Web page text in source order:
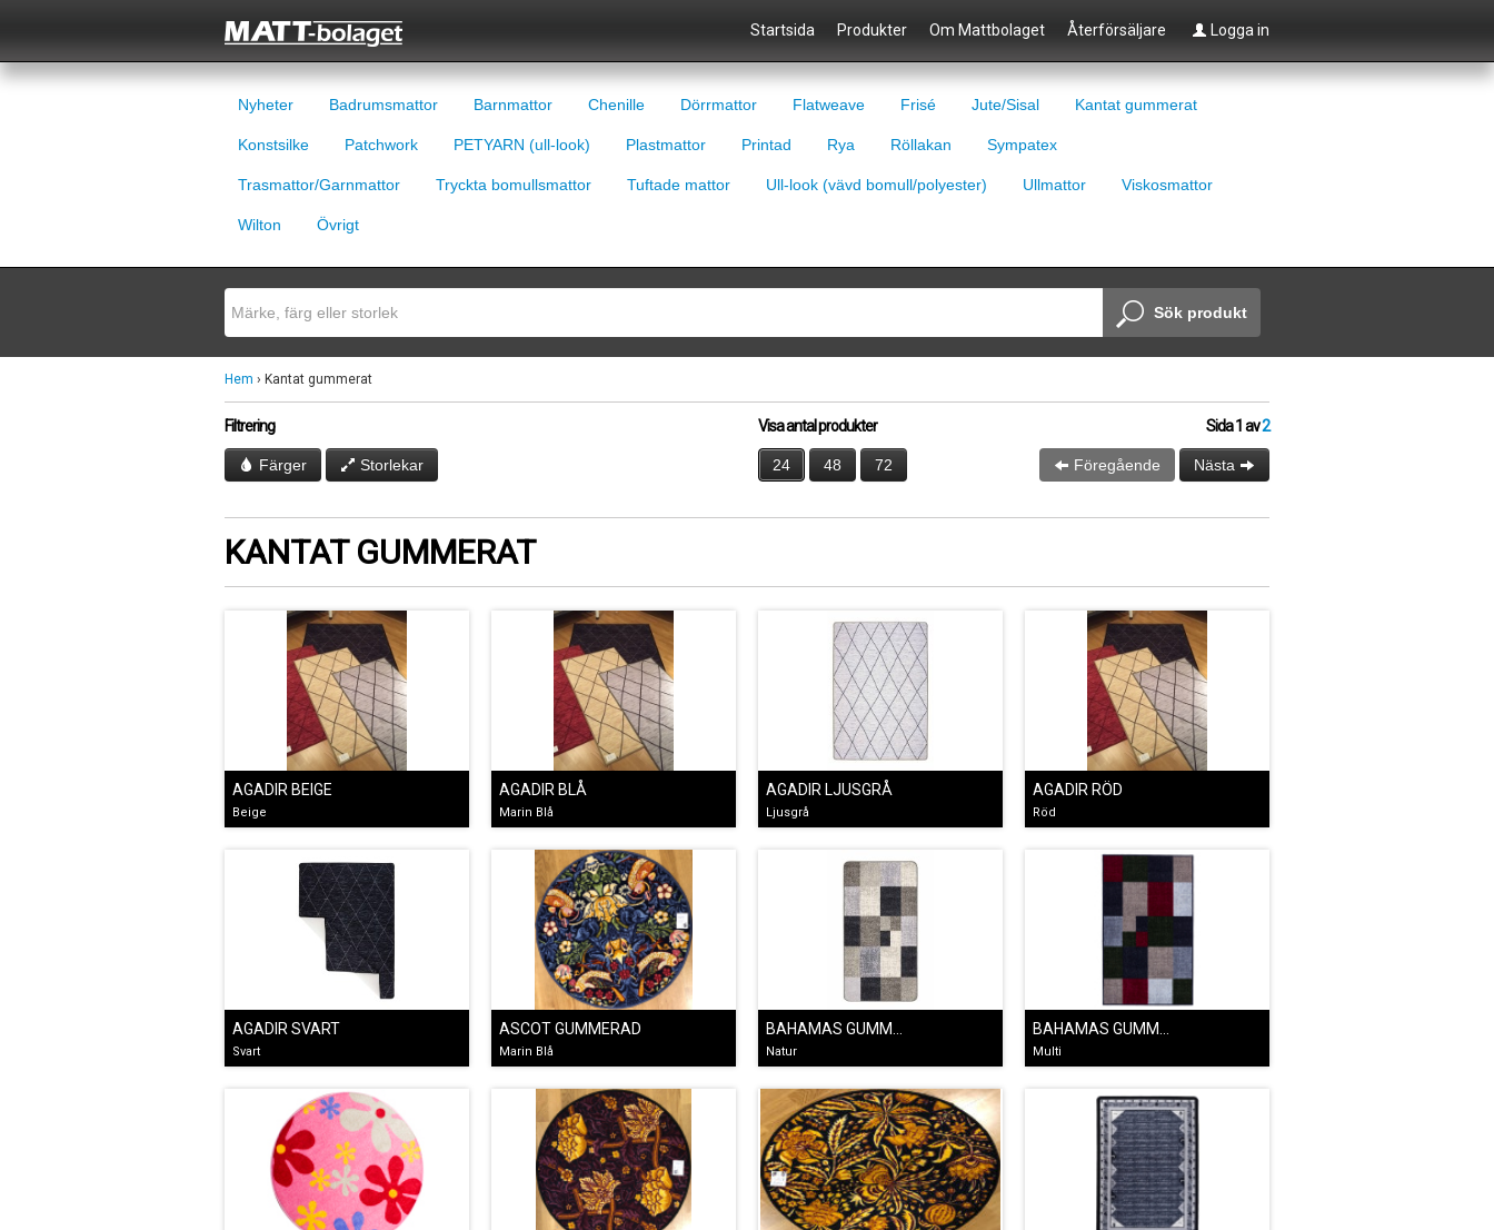
Startsida Produkter Om Mattbolaget Återförsäljare Logga in
Nyheter Badrumsmattor Barnmattor Chenille Dörrmattor Flatweave Frisé Jute/Sisal Kantat gummerat
Konstsilke Patchwork PETYARN (ull-look) Plastmattor Printad Rya Röllakan Sympatex
Trasmattor/Garnmattor Tryckta bomullsmattor Tuftade mattor Ull-look (vävd bomull/polyester) Ullmattor Viskosmattor
Wilton Övrigt
Sök produkt
Hem › Kantat gummerat
Filtrering
Färger Storlekar
Visa antal produkter
24 48 72
Sida1 av2
Föregående Nästa
KANTAT GUMMERAT
AGADIR BEIGE
Beige
AGADIR BLÅ
Marin Blå
AGADIR LJUSGRÅ
Ljusgrå
AGADIR RÖD
Röd
AGADIR SVART
Svart
ASCOT GUMMERAD
Marin Blå Natur Multi